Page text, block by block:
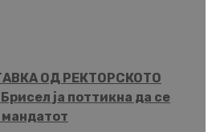
ОД РЕКТОРСКОТО
ја поттикна да се
мандатот